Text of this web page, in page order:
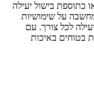
כתוספת בישול יעילה
מחשבה על שימושיות
לכל צורך. עם
בטוחים באיכות